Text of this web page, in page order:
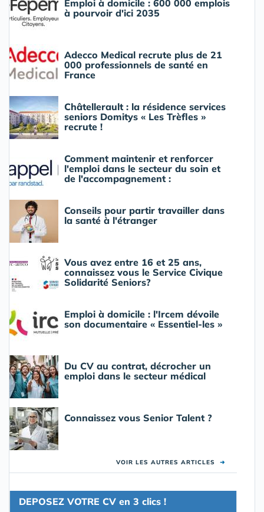
Emploi à domicile : 600 000 emplois
à pourvoir d'ici 2035
Adecco Medical recrute plus de 21
000 professionnels de santé en
France
Châtellerault : la résidence services
seniors Domitys « Les Trèfles »
recrute !
Comment maintenir et renforcer
l'emploi dans le secteur du soin et
de l'accompagnement :
Conseils pour partir travailler dans
la santé à l'étranger
Vous avez entre 16 et 25 ans,
connaissez vous le Service Civique
Solidarité Seniors?
Emploi à domicile : l'Ircem dévoile
son documentaire « Essentiel-les »
Du CV au contrat, décrocher un
emploi dans le secteur médical
Connaissez vous Senior Talent ?
VOIR LES AUTRES ARTICLES ➜
DEPOSEZ VOTRE CV en 3 clics !